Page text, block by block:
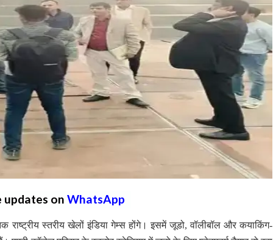
updates on WhatsApp
स्तरीय खेलों इंडिया गेम्स होंगे। इसमें जूडो, वॉलीबॉल और कयाकिंग-